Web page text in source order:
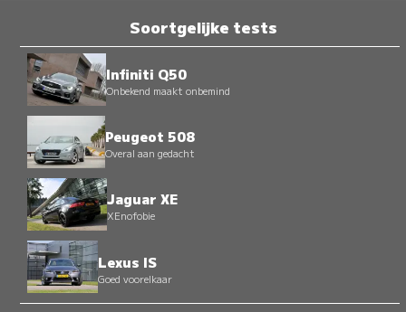
Soortgelijke tests
Infiniti Q50
Onbekend maakt onbemind
Peugeot 508
Overal aan gedacht
Jaguar XE
XEnofobie
Lexus IS
Goed voorelkaar